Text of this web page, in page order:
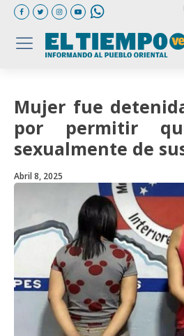
Mujer fue
por permitir
sexualmente de
Abril 8, 2025